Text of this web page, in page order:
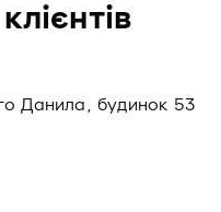
Данила, будинок 53